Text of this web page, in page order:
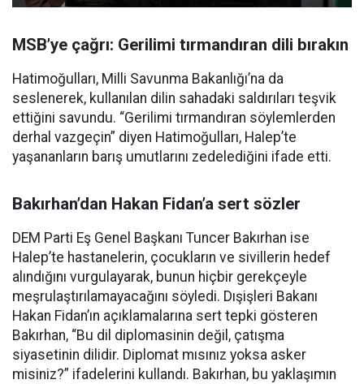
MSB’ye çağrı: Gerilimi tırmandıran dili bırakın
Hatimoğulları, Milli Savunma Bakanlığı’na da
seslenerek, kullanılan dilin sahadaki saldırıları teşvik
ettiğini savundu. “Gerilimi tırmandıran söylemlerden
derhal vazgeçin” diyen Hatimoğulları, Halep’te
yaşananların barış umutlarını zedelediğini ifade etti.
Bakırhan’dan Hakan Fidan’a sert sözler
DEM Parti Eş Genel Başkanı Tuncer Bakırhan ise
Halep’te hastanelerin, çocukların ve sivillerin hedef
alındığını vurgulayarak, bunun hiçbir gerekçeyle
meşrulaştırılamayacağını söyledi. Dışişleri Bakanı
Hakan Fidan’ın açıklamalarına sert tepki gösteren
Bakırhan, “Bu dil diplomasinin değil, çatışma
siyasetinin dilidir. Diplomat mısınız yoksa asker
misiniz?” ifadelerini kullandı. Bakırhan, bu yaklaşımın